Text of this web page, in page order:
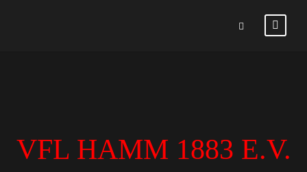
VFL HAMM 1883 E.V.